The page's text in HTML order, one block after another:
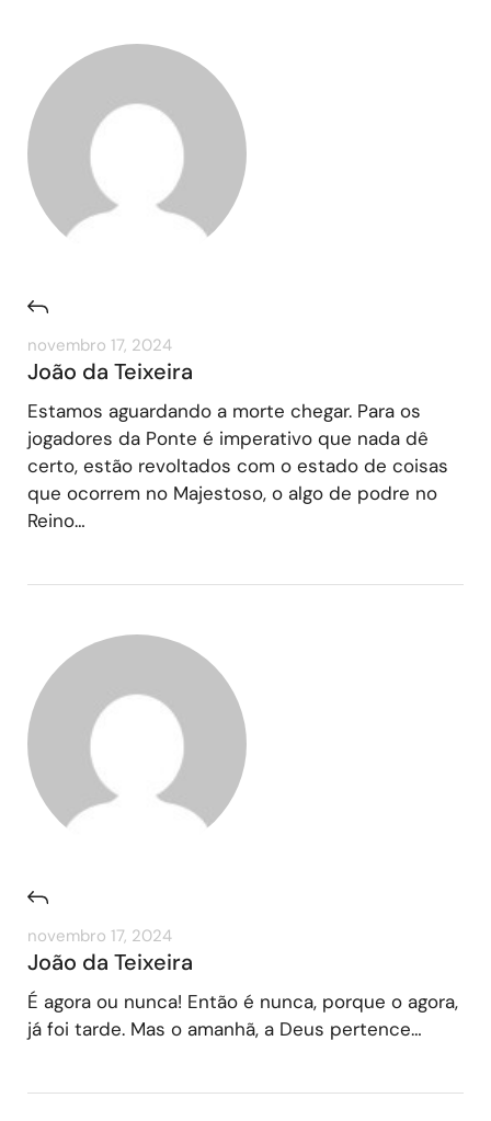
novembro 17, 2024
João da Teixeira
Estamos aguardando a morte chegar. Para os
jogadores da Ponte é imperativo que nada dê
certo, estão revoltados com o estado de coisas
que ocorrem no Majestoso, o algo de podre no
Reino…
novembro 17, 2024
João da Teixeira
É agora ou nunca! Então é nunca, porque o agora,
já foi tarde. Mas o amanhã, a Deus pertence…